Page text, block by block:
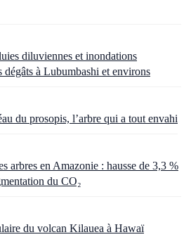
diluviennes et inondations
dégâts à Lubumbashi et environs
du prosopis, l’arbre qui a tout envahi
arbres en Amazonie : hausse de 3,3 %
du CO₂
du volcan Kilauea à Hawaï